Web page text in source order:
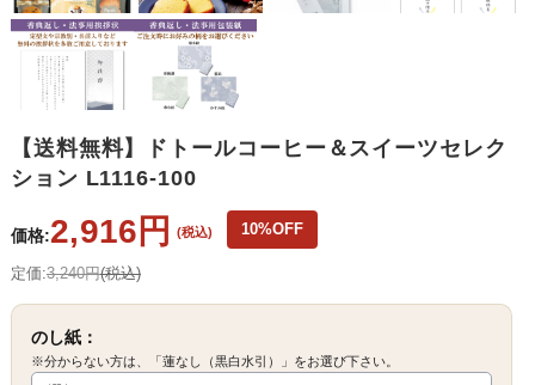
【送料無料】ドトールコーヒー＆スイーツセレク
ション L1116-100
定価:3,240円(税込)
価格:2,916円 (税込) 10%OFF
のし紙：
※分からない方は、「蓮なし（黒白水引）」をお選び下さい。